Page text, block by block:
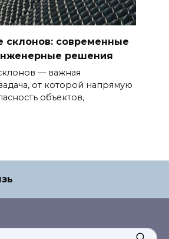
склонов: современные
решения
— важная
от которой напрямую
объектов,